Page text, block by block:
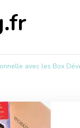
avec les Box